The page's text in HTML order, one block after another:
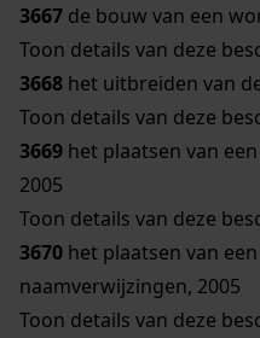
3667 de bouw van een
Toon details van deze
3668 het uitbreiden van
Toon details van deze
3669 het plaatsen van
2005
Toon details van deze
3670 het plaatsen van
naamverwijzingen, 2005
Toon details van deze